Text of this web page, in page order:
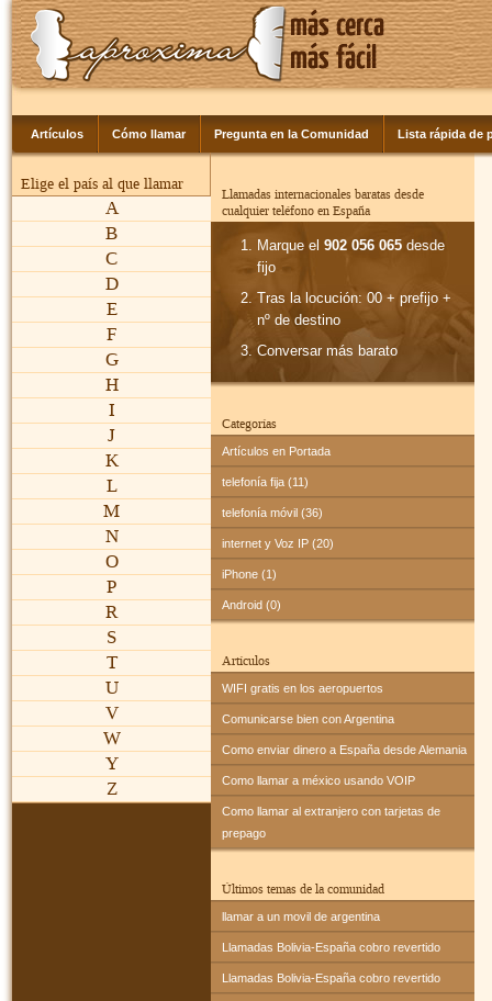
Artículos Cómo llamar Pregunta en la Comunidad Lista rápida de
Elige el país al que llamar
A
B
C
D
E
F
G
H
I
J
K
L
M
N
O
P
R
S
T
U
V
W
Y
Z
Llamadas internacionales baratas desde
cualquier teléfono en España
Marque el902 056 065 desde
fijo
Tras la locución: 00 + prefijo +
nº de destino
Conversar más barato
Categorías
Artículos en Portada
telefonía fija (11)
telefonía móvil (36)
internet y Voz IP (20)
iPhone (1)
Android (0)
Artículos
WIFI gratis en los aeropuertos
Comunicarse bien con Argentina
Como enviar dinero a España desde Alemania
Como llamar a méxico usando VOIP
Como llamar al extranjero con tarjetas de
prepago
Últimos temas de la comunidad
llamar a un movil de argentina
Llamadas Bolivia-España cobro revertido
Llamadas Bolivia-España cobro revertido